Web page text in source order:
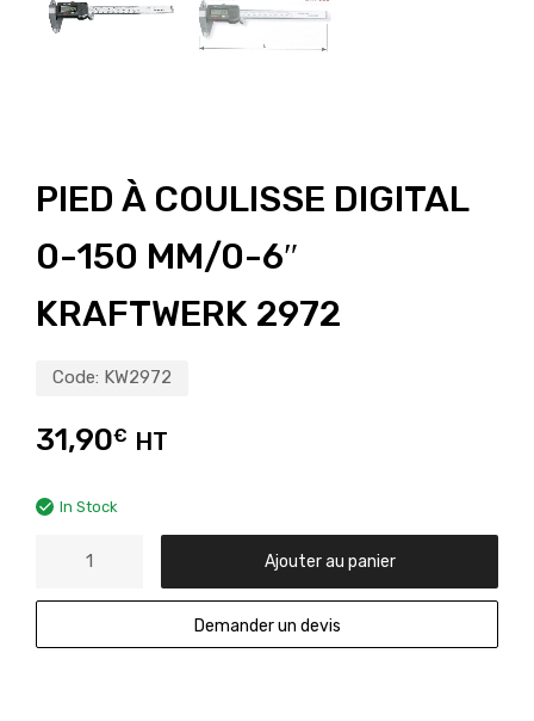
PIED À COULISSE DIGITAL
0-150 MM/0-6″
KRAFTWERK 2972
Code: KW2972
31,90€ HT
In Stock
Ajouter au panier
Demander un devis